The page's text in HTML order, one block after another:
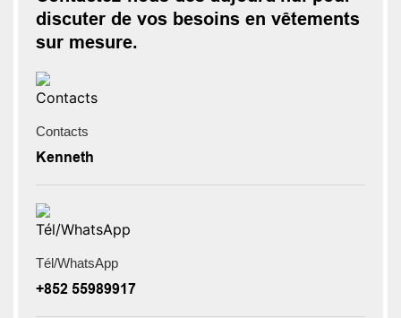
discuter de vos besoins en vêtements
sur mesure.
Contacts
Kenneth
Tél/WhatsApp
+852 55989917